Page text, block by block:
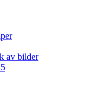
av bilder